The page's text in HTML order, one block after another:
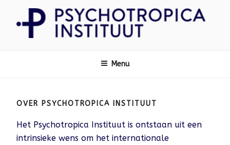
naar
Menu
OVER PSYCHOTROPICA INSTITUUT
Het Psychotropica Instituut is ontstaan uit een
intrinsieke wens om het internationale